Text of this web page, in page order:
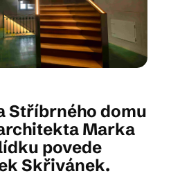
EN DE
Jihlavy
Stříbrného domu
Marka
povede
Skřivánek.